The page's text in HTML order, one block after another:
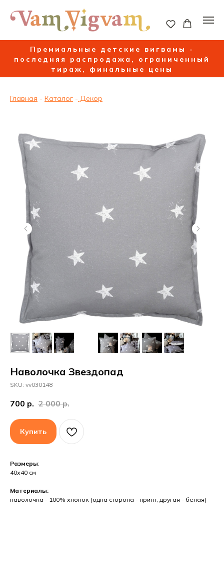
Премиальные детские вигвамы -
последняя распродажа, ограниченный
тираж, финальные цены
Главная - Каталог - Декор
Наволочка Звездопад
SKU: vv030148
700 р. 2 000 р.
Купить
Размеры:
40х40 см
Материалы:
наволочка - 100% хлопок (одна сторона - принт, другая - белая)